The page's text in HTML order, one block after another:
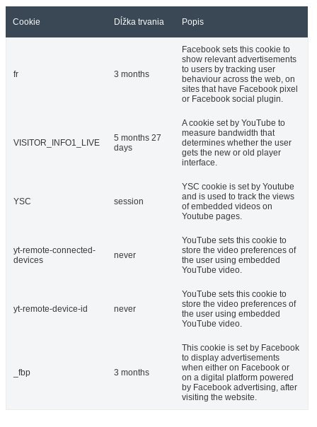
Cookie Dĺžka trvania Popis
fr 3 months
Facebook sets this cookie to
show relevant advertisements
to users by tracking user
behaviour across the web, on
sites that have Facebook pixel
or Facebook social plugin.
VISITOR_INFO1_LIVE
5 months 27
days
A cookie set by YouTube to
measure bandwidth that
determines whether the user
gets the new or old player
interface.
YSC session
YSC cookie is set by Youtube
and is used to track the views
of embedded videos on
Youtube pages.
yt-remote-connected-
devices
never
YouTube sets this cookie to
store the video preferences of
the user using embedded
YouTube video.
yt-remote-device-id never
YouTube sets this cookie to
store the video preferences of
the user using embedded
YouTube video.
_fbp 3 months
This cookie is set by Facebook
to display advertisements
when either on Facebook or
on a digital platform powered
by Facebook advertising, after
visiting the website.